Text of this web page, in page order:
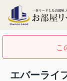
こ
エバーライ